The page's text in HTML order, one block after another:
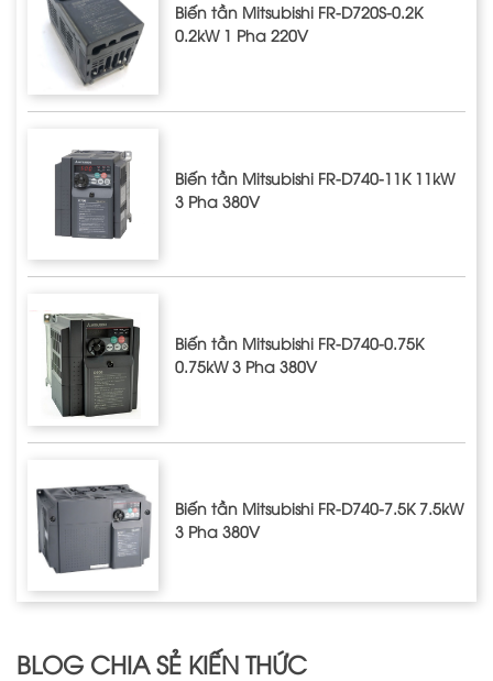
Biến tần Mitsubishi FR-D720S-0.2K
0.2kW 1 Pha 220V
Biến tần Mitsubishi FR-D740-11K 11kW
3 Pha 380V
Biến tần Mitsubishi FR-D740-0.75K
0.75kW 3 Pha 380V
Biến tần Mitsubishi FR-D740-7.5K 7.5kW
3 Pha 380V
BLOG CHIA SẺ KIẾN THỨC